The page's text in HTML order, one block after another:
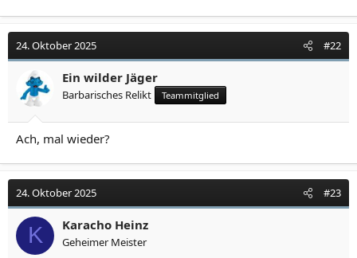
24. Oktober 2025 #22
Ein wilder Jäger
Barbarisches Relikt Teammitglied
Ach, mal wieder?
24. Oktober 2025 #23
K Karacho Heinz
Geheimer Meister